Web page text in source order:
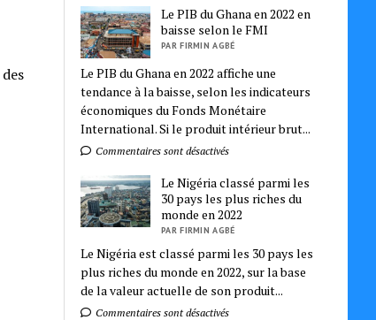
Le PIB du Ghana en 2022 en
baisse selon le FMI
PAR FIRMIN AGBÉ
Le PIB du Ghana en 2022 affiche une
tendance à la baisse, selon les indicateurs
économiques du Fonds Monétaire
International. Si le produit intérieur brut...
Commentaires sont désactivés
Le Nigéria classé parmi les
30 pays les plus riches du
monde en 2022
PAR FIRMIN AGBÉ
Le Nigéria est classé parmi les 30 pays les
plus riches du monde en 2022, sur la base
de la valeur actuelle de son produit...
Commentaires sont désactivés